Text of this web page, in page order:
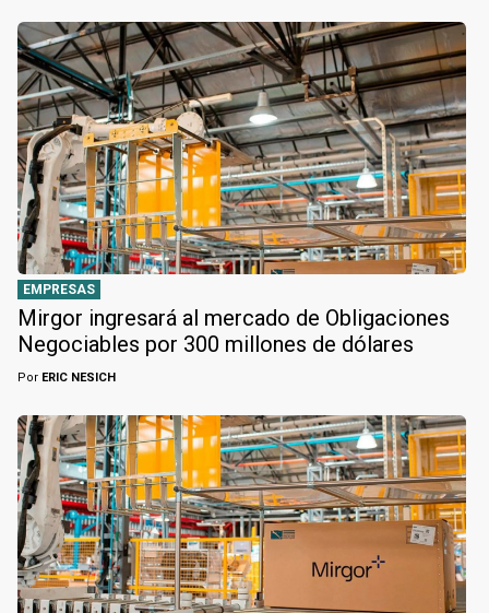
EMPRESAS
Mirgor ingresará al mercado de Obligaciones
Negociables por 300 millones de dólares
Por ERIC NESICH